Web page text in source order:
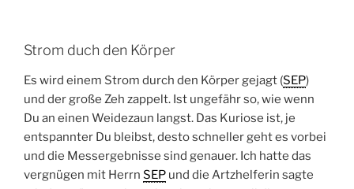
Strom duch den Körper
Es wird einem Strom durch den Körper gejagt (SEP)
und der große Zeh zappelt. Ist ungefähr so, wie wenn
Du an einen Weidezaun langst. Das Kuriose ist, je
entspannter Du bleibst, desto schneller geht es vorbei
und die Messergebnisse sind genauer. Ich hatte das
vergnügen mit Herrn SEP und die Artzhelferin sagte